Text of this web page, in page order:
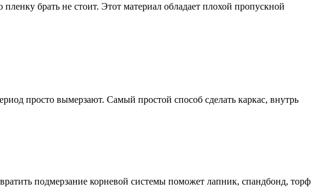
брать не стоит. Этот материал обладает плохой пропускной
просто вымерзают. Самый простой способ сделать каркас, внутрь
подмерзание корневой системы поможет лапник, спандбонд, торф